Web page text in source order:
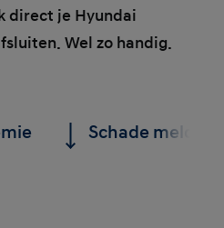
direct je Hyundai
Wel zo handig.
Schade melden?